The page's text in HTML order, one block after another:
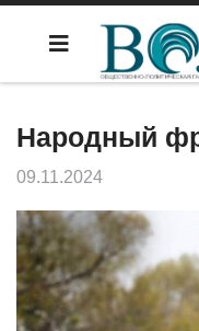
Народный
09.11.2024